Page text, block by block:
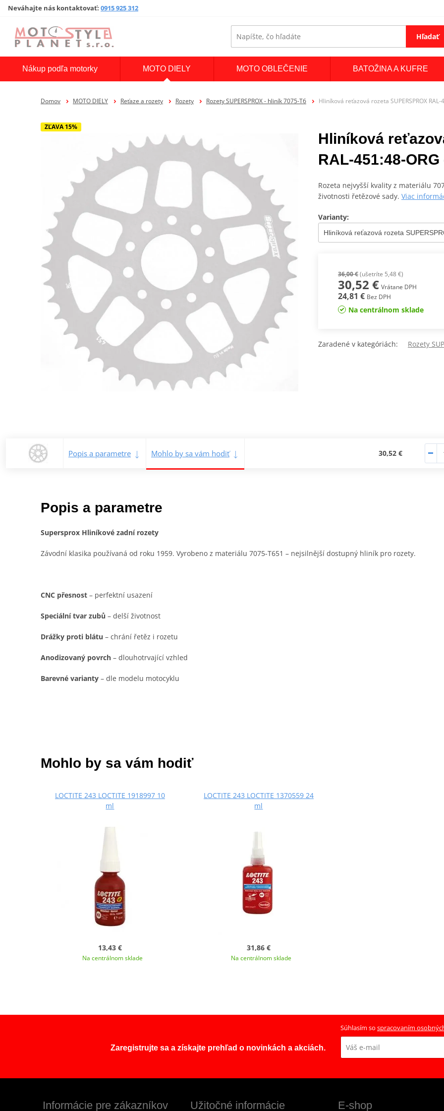
Neváhajte nás kontaktovať: 0915 925 312
Hľadať
Nákup podľa motorky MOTO DIELY MOTO OBLEČENIE BATOŽINA A KUFRE
Domov MOTO DIELY Reťaze a rozety Rozety Rozety SUPERSPROX - hliník 7075-T6 Hliníková reťazová rozeta SUPERSPROX
ZĽAVA 15%
Hliníková
RAL-451:48-
Rozeta nejvyšší kvality z materiálu
životnosti řetězové sady. Viac
Varianty:
36,00 €(ušetríte 5,48 €)
30,52 € Vrátane DPH
24,81 € Bez DPH
Na centrálnom sklade
Zaradené v kategóriách: Rozety
Popis a parametre Mohlo by sa vám hodiť 30,52 €
Popis a parametre
Supersprox Hliníkové zadní rozety
Závodní klasika používaná od roku 1959. Vyrobeno z materiálu 7075-T651 – nejsilnější dostupný hliník pro rozety.
CNC přesnost – perfektní usazení
Speciální tvar zubů – delší životnost
Drážky proti blátu – chrání řetěz i rozetu
Anodizovaný povrch – dlouhotrvající vzhled
Barevné varianty – dle modelu motocyklu
Mohlo by sa vám hodiť
LOCTITE 243 LOCTITE 1918997 10
ml
13,43 €
Na centrálnom sklade
LOCTITE 243 LOCTITE 1370559 24
ml
31,86 €
Na centrálnom sklade
Zaregistrujte sa a získajte prehľad o novinkách a akciách.
Súhlasím so spracovaním
Informácie pre zákazníkov Užitočné informácie E-shop